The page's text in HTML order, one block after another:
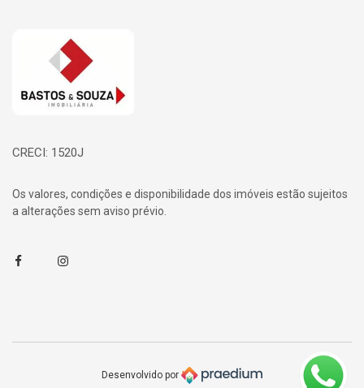
Página inicial
CRECI: 1520J
Os valores, condições e disponibilidade dos imóveis estão sujeitos
a alterações sem aviso prévio.
FacebookInstagram
Desenvolvido por